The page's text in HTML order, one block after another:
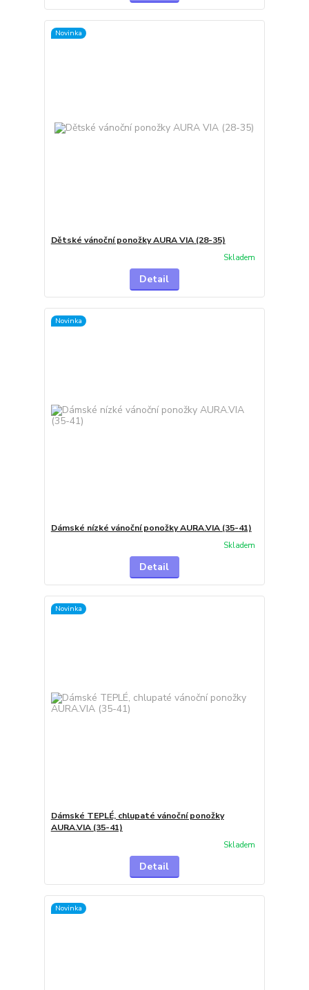
Novinka
Dětské vánoční ponožky AURA VIA (28-35)
Skladem
Detail
Novinka
Dámské nízké vánoční ponožky AURA.VIA (35-41)
Skladem
Detail
Novinka
Dámské TEPLÉ, chlupaté vánoční ponožky
AURA.VIA (35-41)
Skladem
Detail
Novinka